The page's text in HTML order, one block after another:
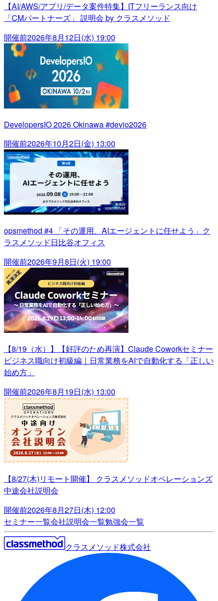
【AI/AWS/アプリ/データ案件特集】ITフリーランス向け
「CMパートナーズ」 説明会 by クラスメソッド
開催前2026年8月12日(水) 19:00
DevelopersIO 2026 Okinawa #devio2026
開催前2026年10月2日(金) 13:00
opsmethod #4 「その運用、AIエージェントに任せよう」ク
ラスメソッド日比谷オフィス
開催前2026年9月8日(火) 19:00
【8/19（水）】【好評のため再演】Claude Coworkセミナー
ビジネス職向け初級編｜日常業務をAIで自動化する「正しい
始め方」
開催前2026年8月19日(水) 13:00
【8/27(木)リモート開催】 クラスメソッドオペレーションズ
中途会社説明会
開催前2026年8月27日(木) 12:00
セミナー一覧会社説明会一覧勉強会一覧
クラスメソッド株式会社